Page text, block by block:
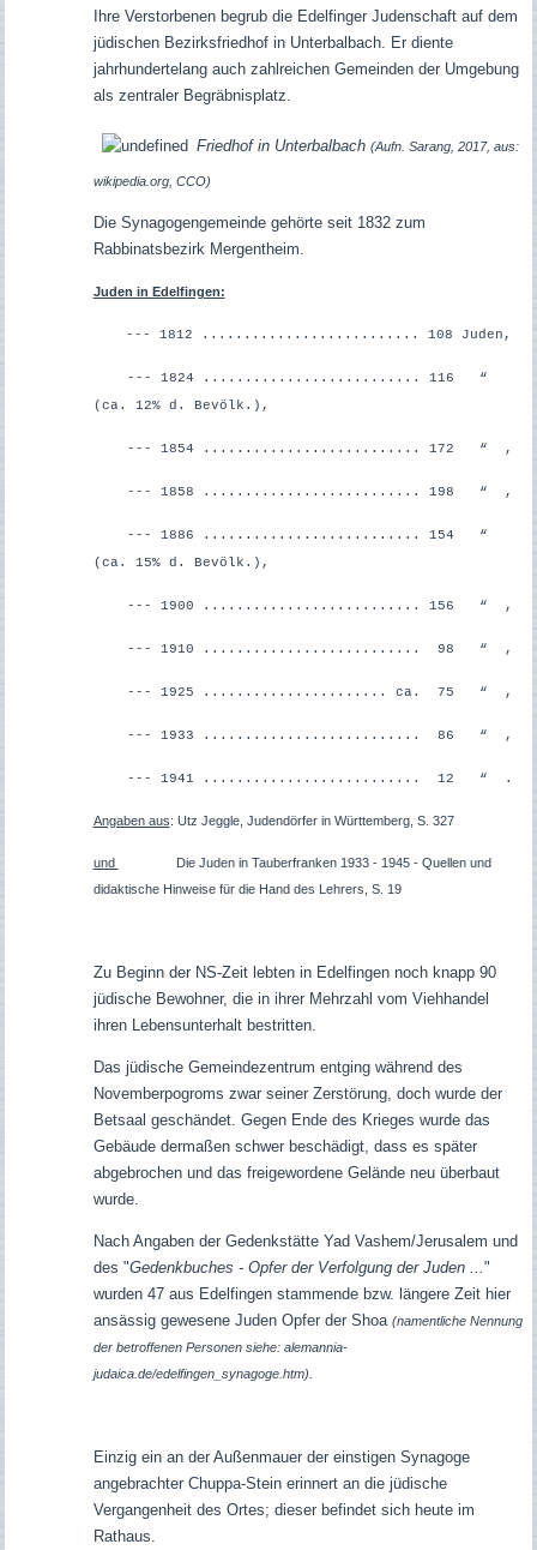
Ihre Verstorbenen begrub die Edelfinger Judenschaft auf dem
jüdischen Bezirksfriedhof in Unterbalbach. Er diente
jahrhundertelang auch zahlreichen Gemeinden der Umgebung
als zentraler Begräbnisplatz.
Friedhof in Unterbalbach (Aufn. Sarang, 2017, aus:
wikipedia.org, CCO)
Die Synagogengemeinde gehörte seit 1832 zum
Rabbinatsbezirk Mergentheim.
Juden in Edelfingen:
--- 1812 .......................... 108 Juden,
--- 1824 .......................... 116 “
(ca. 12% d. Bevölk.),
--- 1854 .......................... 172 “ ,
--- 1858 .......................... 198 “ ,
--- 1886 .......................... 154 “
(ca. 15% d. Bevölk.),
--- 1900 .......................... 156 “ ,
--- 1910 .......................... 98 “ ,
--- 1925 ...................... ca. 75 “ ,
--- 1933 .......................... 86 “ ,
--- 1941 .......................... 12 “ .
Angaben aus: Utz Jeggle, Judendörfer in Württemberg, S. 327
und
Die Juden in Tauberfranken 1933 - 1945 - Quellen und
didaktische Hinweise für die Hand des Lehrers, S. 19
Zu Beginn der NS-Zeit lebten in Edelfingen noch knapp 90
jüdische Bewohner, die in ihrer Mehrzahl vom Viehhandel
ihren Lebensunterhalt bestritten.
Das jüdische Gemeindezentrum entging während des
Novemberpogroms zwar seiner Zerstörung, doch wurde der
Betsaal geschändet. Gegen Ende des Krieges wurde das
Gebäude dermaßen schwer beschädigt, dass es später
abgebrochen und das freigewordene Gelände neu überbaut
wurde.
Nach Angaben der Gedenkstätte Yad Vashem/Jerusalem und
des "Gedenkbuches - Opfer der Verfolgung der Juden ... "
wurden 47 aus Edelfingen stammende bzw. längere Zeit hier
ansässig gewesene Juden Opfer der Shoa (namentliche Nennung
der betroffenen Personen siehe: alemannia-
judaica.de/edelfingen_synagoge.htm).
Einzig ein an der Außenmauer der einstigen Synagoge
angebrachter Chuppa-Stein erinnert an die jüdische
Vergangenheit des Ortes; dieser befindet sich heute im
Rathaus.